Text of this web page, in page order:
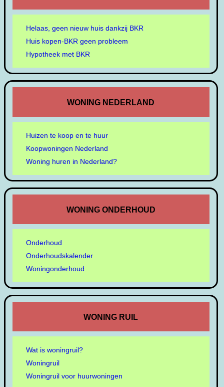
Helaas, geen nieuw huis dankzij BKR
Huis kopen-BKR geen probleem
Hypotheek met BKR
WONING NEDERLAND
Huizen te koop en te huur
Koopwoningen Nederland
Woning huren in Nederland?
WONING ONDERHOUD
Onderhoud
Onderhoudskalender
Woningonderhoud
WONING RUIL
Wat is woningruil?
Woningruil
Woningruil voor huurwoningen